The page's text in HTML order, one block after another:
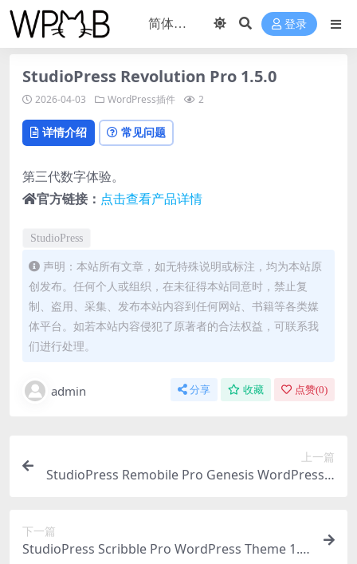
登录
StudioPress Revolution Pro 1.5.0
2026-04-03 WordPress插件 2
详情介绍 常见问题
第三代数字体验。
官方链接： 点击查看产品详情
StudioPress
声明：本站所有文章，如无特殊说明或标注，均为本站原
创发布。任何个人或组织，在未征得本站同意时，禁止复
制、盗用、采集、发布本站内容到任何网站、书籍等各类媒
体平台。如若本站内容侵犯了原著者的合法权益，可联系我
们进行处理。
admin 分享 收藏 点赞(0)
上一篇
StudioPress Remobile Pro Genesis WordPress T
下一篇
StudioPress Scribble Pro WordPress Theme 1.0.